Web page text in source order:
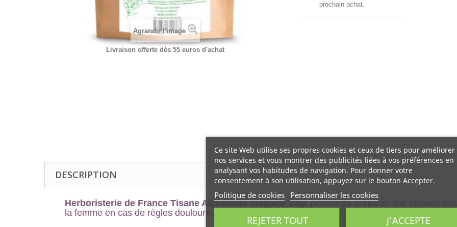
Agrandir l'image
Livraison offerte dès 55 euros d'achat
prochain achat.
DESCRIPTION
Herboristerie de France Tisane Alchémille Vulgaire 30grpermet de préparer une infusion
la femme en cas de règles douloureuses ou lors de la ménopause.
Ce site Web utilise ses propres cookies et ceux de tiers pour améliorer
nos services et vous montrer des publicités liées à vos préférences en
analysant vos habitudes de navigation. Pour donner votre
consentement à son utilisation, appuyez sur le bouton Accepter.
Politique de cookies Personnaliser les cookies
REJETER TOUT J'ACCEPTE